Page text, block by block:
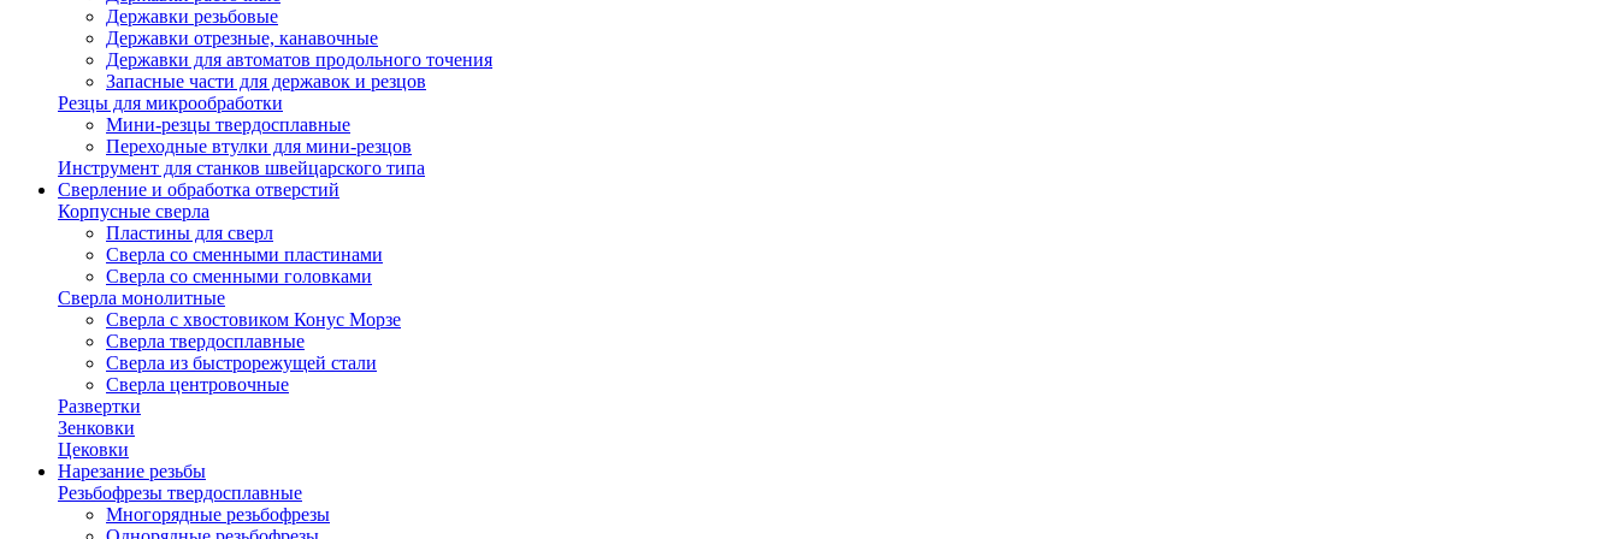
Державки резьбовые
Державки отрезные, канавочные
Державки для автоматов продольного точения
Запасные части для державок и резцов
Резцы для микрообработки
Мини-резцы твердосплавные
Переходные втулки для мини-резцов
Инструмент для станков швейцарского типа
Сверление и обработка отверстий
Корпусные сверла
Пластины для сверл
Сверла со сменными пластинами
Сверла со сменными головками
Сверла монолитные
Сверла с хвостовиком Конус Морзе
Сверла твердосплавные
Сверла из быстрорежущей стали
Сверла центровочные
Развертки
Зенковки
Цековки
Нарезание резьбы
Резьбофрезы твердосплавные
Многорядные резьбофрезы